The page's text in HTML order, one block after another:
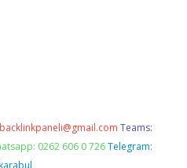
backlinkpaneli@gmail.com Teams:
0262 606 0 726 Telegram: